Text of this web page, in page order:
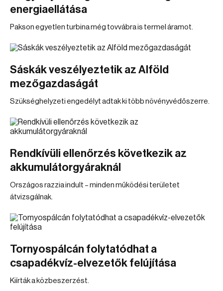
energiaellátása
Pakson egyetlen turbina még tovvábra is termel áramot.
Sáskák veszélyeztetik az Alföld
mezőgazdaságát
Szükséghelyzeti engedélyt adtak ki több növényvédőszerre.
Rendkívüli ellenőrzés következik az
akkumulátorgyáraknál
Országos razzia indult – minden működési területet
átvizsgálnak.
Tornyospálcán folytatódhat a
csapadékvíz-elvezetők felújítása
Kiírták a közbeszerzést.